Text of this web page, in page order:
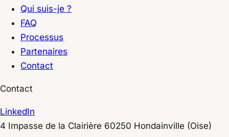
Qui suis-je ?
FAQ
Processus
Partenaires
Contact
Contact
LinkedIn
4 Impasse de la Clairière 60250 Hondainville (Oise)